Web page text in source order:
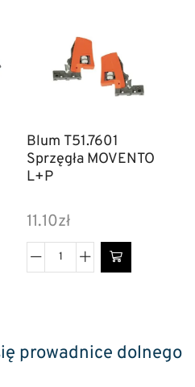
Blum T51.7601
Sprzęgła MOVENTO
L+P
11.10zł
prowadnice dolnego